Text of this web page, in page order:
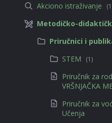
Akciono istraživanje
Metodičko-
Priručnici i
STEM (1)
Priručnik za
VRŠNJAČKA
Priručnik za
Učenja